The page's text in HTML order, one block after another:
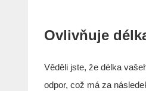
Ovlivňuje
Věděli jste, že délka
odpor, což má za